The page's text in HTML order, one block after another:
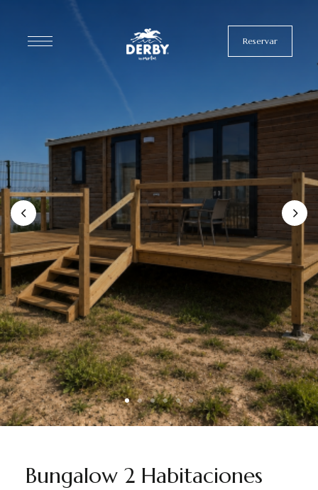
Reservar
Bungalow 2 Habitaciones